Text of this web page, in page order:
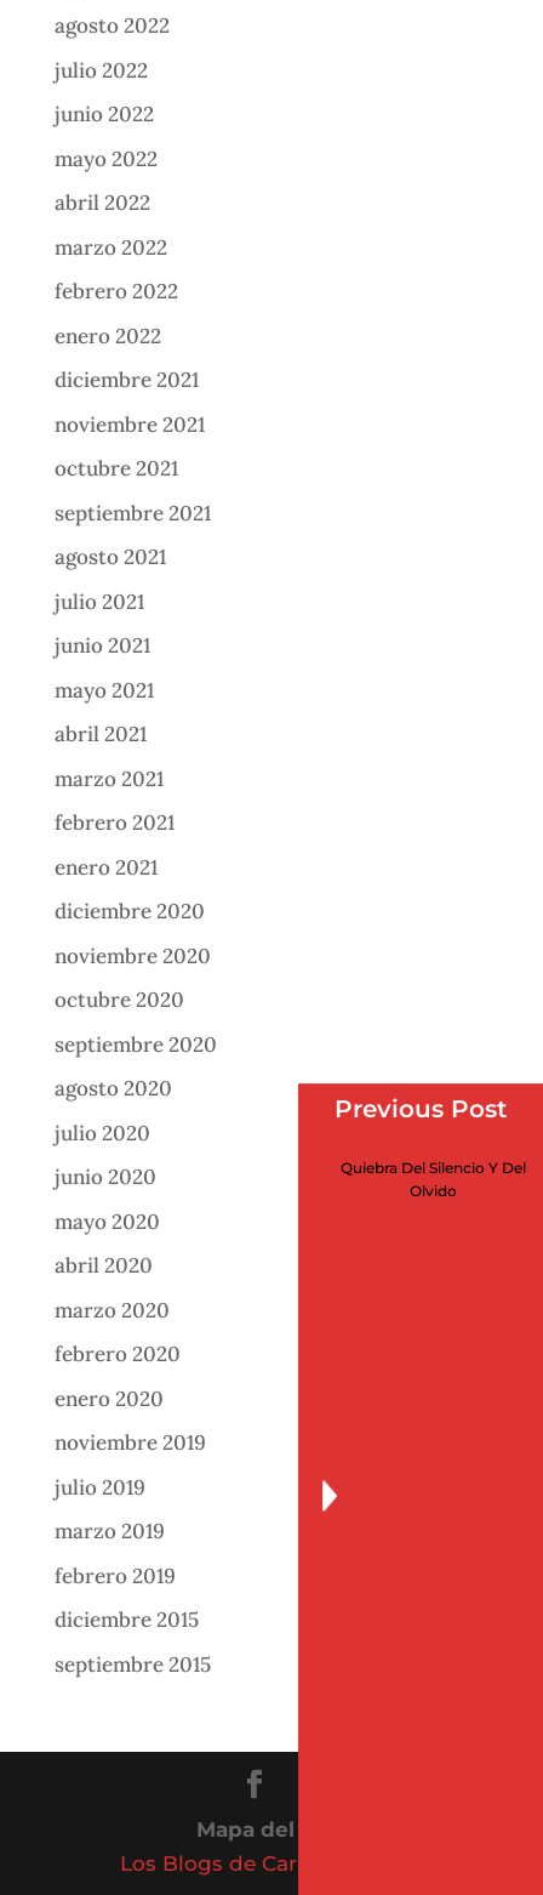
agosto 2022
julio 2022
junio 2022
mayo 2022
abril 2022
marzo 2022
febrero 2022
enero 2022
diciembre 2021
noviembre 2021
octubre 2021
septiembre 2021
agosto 2021
julio 2021
junio 2021
mayo 2021
abril 2021
marzo 2021
febrero 2021
enero 2021
diciembre 2020
noviembre 2020
octubre 2020
septiembre 2020
agosto 2020
julio 2020
junio 2020
mayo 2020
abril 2020
marzo 2020
febrero 2020
enero 2020
noviembre 2019
julio 2019
marzo 2019
febrero 2019
diciembre 2015
septiembre 2015
Mapa del sitio
Los Blogs de Carlos Vázquez
Previous Post
Quiebra Del Silencio Y Del
Olvido